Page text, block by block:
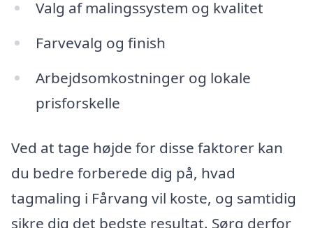
Valg af malingssystem og kvalitet
Farvevalg og finish
Arbejdsomkostninger og lokale
prisforskelle
Ved at tage højde for disse faktorer kan
du bedre forberede dig på, hvad
tagmaling i Fårvang vil koste, og samtidig
sikre dig det bedste resultat. Sørg derfor